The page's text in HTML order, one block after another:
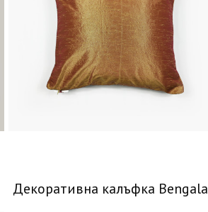
Декоративна калъфка Bengala